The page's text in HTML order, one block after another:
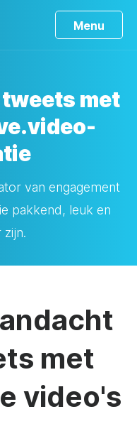
Menu
met
van engagement
pakkend, leuk en
zijn.
met
video's